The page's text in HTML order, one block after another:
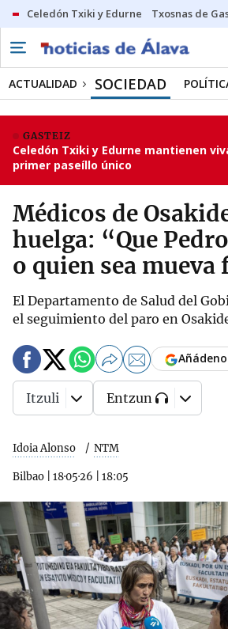
Celedón Txiki y Edurne Txosnas de
ACTUALIDAD SOCIEDAD
GASTEIZ
Celedón Txiki y Edurne mantienen
primer paseíllo único
Médicos de
huelga: “Que
o quien sea mueva
El Departamento de Salud del
el seguimiento del paro en
Idoia Alonso NTM
Bilbao 18·05·26 18:05
Itzuli Entzun